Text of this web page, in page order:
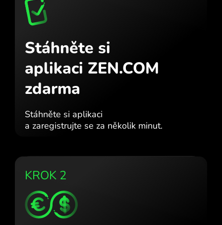
Stáhněte si
aplikaci ZEN.COM
zdarma
Stáhněte si aplikaci
a zaregistrujte se za několik minut.
KROK 2